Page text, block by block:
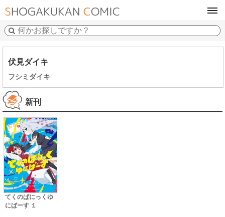
伏見ダイキ
フシミダイキ
新刊
てくのぱにっくゆ
にばーす １